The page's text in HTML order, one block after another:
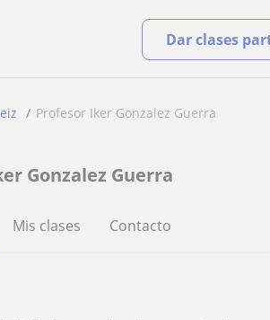
Dar clases
Profesor Iker Gonzalez Guerra
Gonzalez Guerra
Mis clases Contacto